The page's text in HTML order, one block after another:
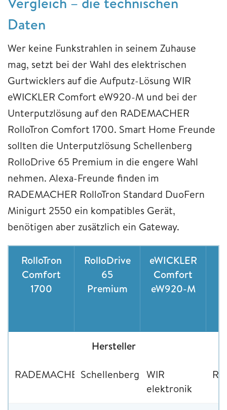
Daten
Wer keine Funkstrahlen in seinem Zuhause
mag, setzt bei der Wahl des elektrischen
Gurtwicklers auf die Aufputz-Lösung WIR
eWICKLER Comfort eW920-M und bei der
Unterputzlösung auf den RADEMACHER
RolloTron Comfort 1700. Smart Home Freunde
sollten die Unterputzlösung Schellenberg
RolloDrive 65 Premium in die engere Wahl
nehmen. Alexa-Freunde finden im
RADEMACHER RolloTron Standard DuoFern
Minigurt 2550 ein kompatibles Gerät,
benötigen aber zusätzlich ein Gateway.
RolloTron
Comfort
1700
RolloDrive
65
Premium
eWICKLER
Comfort
eW920-M
Hersteller
RADEMACHERSchellenberg WIR
elektronik